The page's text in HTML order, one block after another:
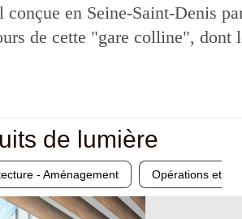
en Seine-Saint-Denis
de cette "gare colline", dont
de lumière
- Aménagement
Opérations et